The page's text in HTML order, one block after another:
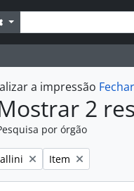
Opções de busca
a impressão Fechar
2
por órgão
filtro: Remover filtro:
Item